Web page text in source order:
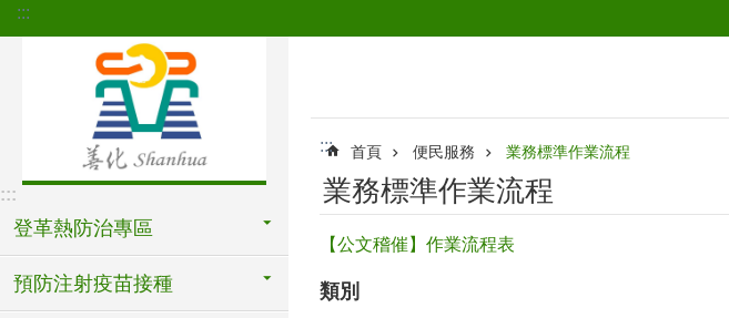
跳到主要內容區塊
:::
:::
登革熱防治專區
預防注射疫苗接種
::: 首頁 便民服務 業務標準作業流程‭
業務標準作業流程‭
【公文稽催】作業流程表
類別